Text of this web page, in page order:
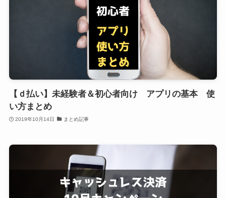
【ｄ払い】未経験者＆初心者向け アプリの基本 使
い方まとめ
2019年10月14日 まとめ記事